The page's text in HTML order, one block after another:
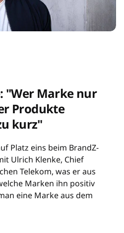
"Wer Marke nur
Produkte
kurz"
Platz eins beim BrandZ-
Ulrich Klenke, Chief
Telekom, was er aus
Marken ihn positiv
eine Marke aus dem